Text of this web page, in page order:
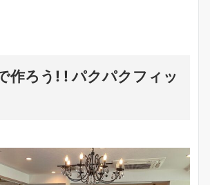
作ろう! ! パクパクフィッ